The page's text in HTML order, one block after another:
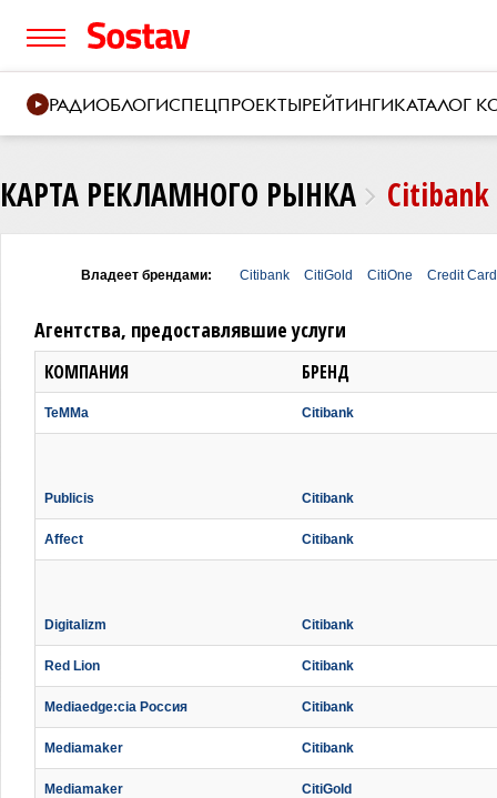
РАДИОБЛОГИСПЕЦПРОЕКТЫРЕЙТИНГИКАТАЛОГ
КАРТА РЕКЛАМНОГО РЫНКА Citibank
Владеет брендами: Citibank CitiGold CitiOne Credit
Агентства, предоставлявшие услуги
КОМПАНИЯ БРЕНД
TeMMa Citibank
Publicis Citibank
Affect Citibank
Digitalizm Citibank
Red Lion Citibank
Mediaedge:cia Россия Citibank
Mediamaker Citibank
Mediamaker CitiGold